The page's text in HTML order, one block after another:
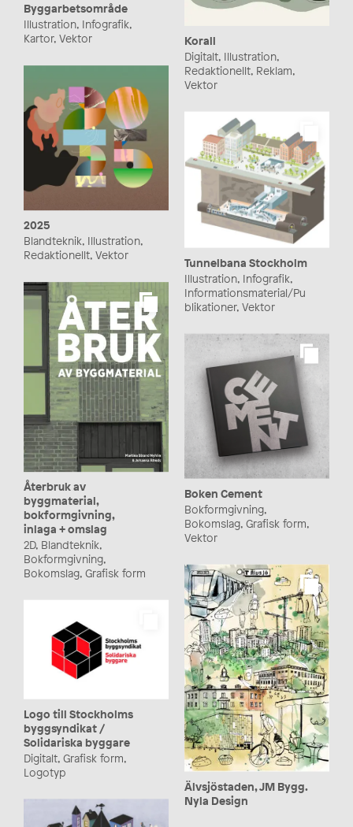
Byggarbetsområde
Illustration, Infografik,
Kartor, Vektor
Korall
Digitalt, Illustration,
Redaktionellt, Reklam,
Vektor
2025
Blandteknik, Illustration,
Redaktionellt, Vektor
Tunnelbana Stockholm
Illustration, Infografik,
Informationsmaterial/Pu
blikationer, Vektor
Återbruk av
byggmaterial,
bokformgivning,
inlaga + omslag
2D, Blandteknik,
Bokformgivning,
Bokomslag, Grafisk form
Boken Cement
Bokformgivning,
Bokomslag, Grafisk form,
Vektor
Älvsjöstaden, JM Bygg.
Nyla Design
Logo till Stockholms
byggsyndikat /
Solidariska byggare
Digitalt, Grafisk form,
Logotyp